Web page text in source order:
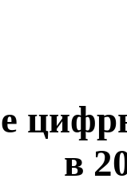
в